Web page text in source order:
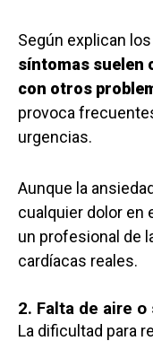
Según explican
síntomas suelen
con otros
provoca
urgencias.
Aunque la
cualquier dolor en
un profesional de
cardíacas reales.
2. Falta de aire
La dificultad para